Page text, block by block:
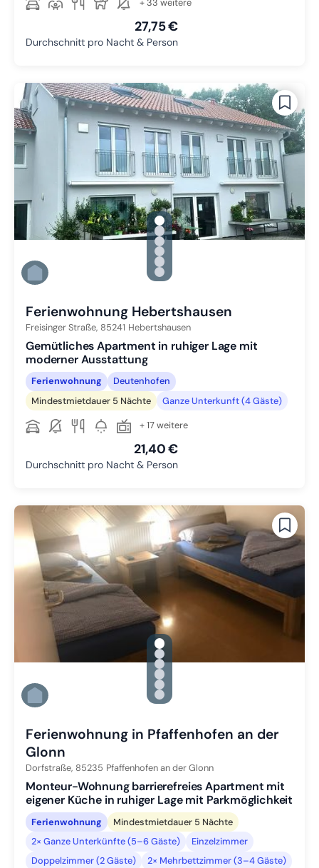
27,75 €
Durchschnitt pro Nacht & Person
gallery.slide_selector
Zu Slide 1 wechseln
Zu Slide 2 wechseln
Zu Slide 3 wechseln
Zu Slide 4 wechseln
Zu Slide 5 wechseln
Zu Slide 6 wechseln
Ferienwohnung Hebertshausen
Freisinger Straße, 85241 Hebertshausen
Gemütliches Apartment in ruhiger Lage mit
moderner Ausstattung
Ferienwohnung
Deutenhofen
Mindestmietdauer 5 Nächte
Ganze Unterkunft (4 Gäste)
+ 17 weitere
21,40 €
Durchschnitt pro Nacht & Person
gallery.slide_selector
Zu Slide 1 wechseln
Zu Slide 2 wechseln
Zu Slide 3 wechseln
Zu Slide 4 wechseln
Zu Slide 5 wechseln
Zu Slide 6 wechseln
Ferienwohnung in Pfaffenhofen an der
Glonn
Dorfstraße, 85235 Pfaffenhofen an der Glonn
Monteur-Wohnung barrierefreies Apartment mit
eigener Küche in ruhiger Lage mit Parkmöglichkeit
Ferienwohnung
Mindestmietdauer 5 Nächte
2× Ganze Unterkünfte (5–6 Gäste)
Einzelzimmer
Doppelzimmer (2 Gäste)
2× Mehrbettzimmer (3–4 Gäste)